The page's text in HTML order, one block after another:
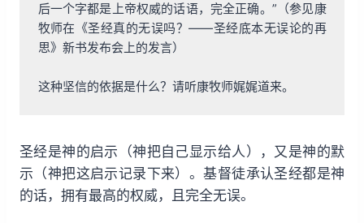
后一个字都是上帝权威的话语，完全正确。”（参见康
牧师在《圣经真的无误吗？——圣经底本无误论的再
思》新书发布会上的发言）
这种坚信的依据是什么？请听康牧师娓娓道来。
圣经是神的启示（神把自己显示给人），又是神的默
示（神把这启示记录下来）。基督徒承认圣经都是神
的话，拥有最高的权威，且完全无误。